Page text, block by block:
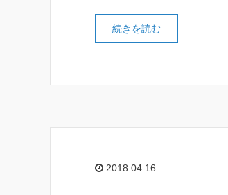
続きを読む
2018.04.16